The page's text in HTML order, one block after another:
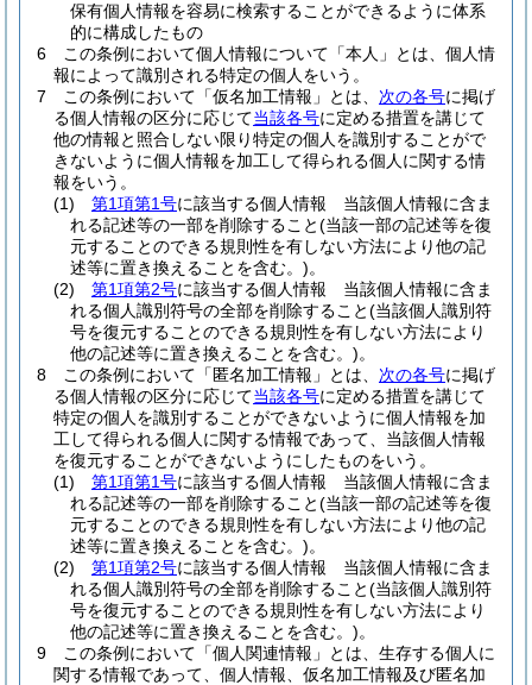
保有個人情報を容易に検索することができるように体系
的に構成したもの
6
この条例において個人情報について「本人」とは、個人情
報によって識別される特定の個人をいう。
7
この条例において「仮名加工情報」とは、 次の各号に掲げ
る個人情報の区分に応じて当該各号に定める措置を講じて
他の情報と照合しない限り特定の個人を識別することがで
きないように個人情報を加工して得られる個人に関する情
報をいう。
(1)
第1項第1号に該当する個人情報 当該個人情報に含ま
れる記述等の一部を削除すること(当該一部の記述等を復
元することのできる規則性を有しない方法により他の記
述等に置き換えることを含む。)。
(2)
第1項第2号に該当する個人情報 当該個人情報に含ま
れる個人識別符号の全部を削除すること(当該個人識別符
号を復元することのできる規則性を有しない方法により
他の記述等に置き換えることを含む。)。
8
この条例において「匿名加工情報」とは、 次の各号に掲げ
る個人情報の区分に応じて当該各号に定める措置を講じて
特定の個人を識別することができないように個人情報を加
工して得られる個人に関する情報であって、当該個人情報
を復元することができないようにしたものをいう。
(1)
第1項第1号に該当する個人情報 当該個人情報に含ま
れる記述等の一部を削除すること(当該一部の記述等を復
元することのできる規則性を有しない方法により他の記
述等に置き換えることを含む。)。
(2)
第1項第2号に該当する個人情報 当該個人情報に含ま
れる個人識別符号の全部を削除すること(当該個人識別符
号を復元することのできる規則性を有しない方法により
他の記述等に置き換えることを含む。)。
9
この条例において「個人関連情報」とは、生存する個人に
関する情報であって、個人情報、仮名加工情報及び匿名加